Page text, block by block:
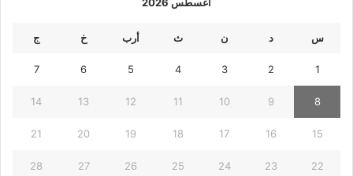
س د ن ث أرب خ ج
1
2
3
4
5
6
7
8
9
10
11
12
13
14
15
16
17
18
19
20
21
22
23
24
25
26
27
28